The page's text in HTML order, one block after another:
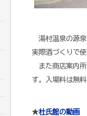
湯村温泉の源泉
実際酒づくりで
また商店案内所
す。入場料は無
★杜氏館の動画